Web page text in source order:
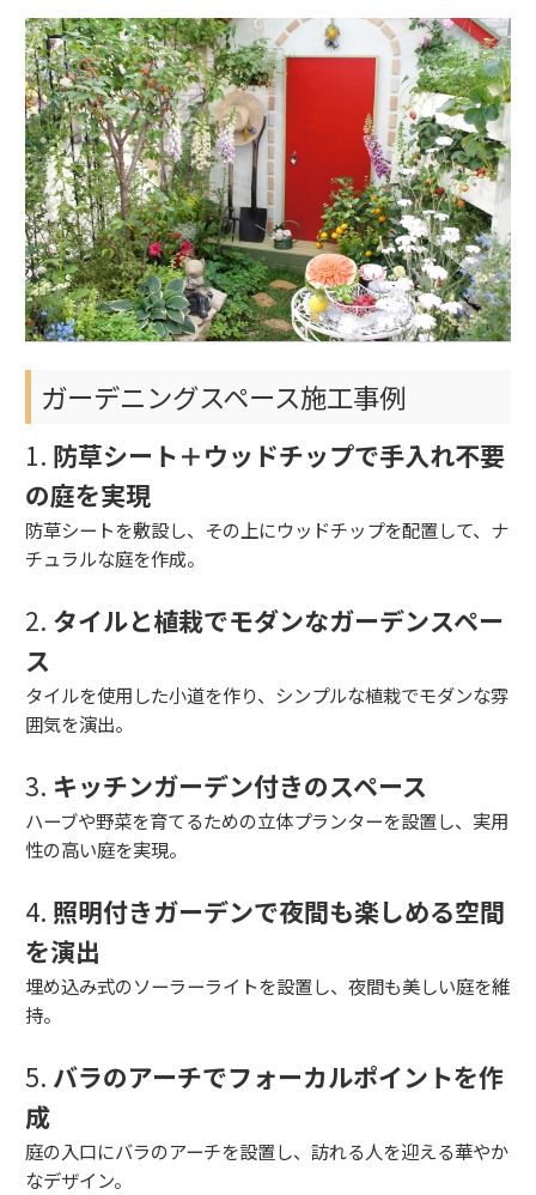
ガーデニングスペース施工事例
1. 防草シート＋ウッドチップで手入れ不要
の庭を実現
防草シートを敷設し、その上にウッドチップを配置して、ナ
チュラルな庭を作成。
2. タイルと植栽でモダンなガーデンスペー
ス
タイルを使用した小道を作り、シンプルな植栽でモダンな雰
囲気を演出。
3. キッチンガーデン付きのスペース
ハーブや野菜を育てるための立体プランターを設置し、実用
性の高い庭を実現。
4. 照明付きガーデンで夜間も楽しめる空間
を演出
埋め込み式のソーラーライトを設置し、夜間も美しい庭を維
持。
5. バラのアーチでフォーカルポイントを作
成
庭の入口にバラのアーチを設置し、訪れる人を迎える華やか
なデザイン。